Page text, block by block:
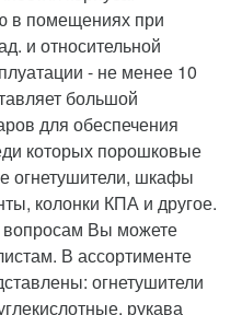
в помещениях при
и относительной
- не менее 10
большой
для обеспечения
которых порошковые
огнетушители, шкафы
колонки КПА и другое.
Вы можете
В ассортименте
огнетушители
рукава